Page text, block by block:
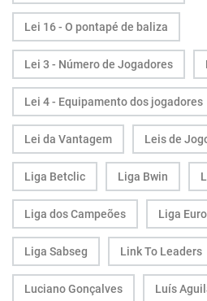
Lei 16 - O pontapé de baliza
Lei 3 - Número de Jogadores
Lei 4 - Equipamento dos jogadores
Lei da Vantagem Leis de
Liga Betclic Liga Bwin
Liga dos Campeões Liga
Liga Sabseg Link To Leaders
Luciano Gonçalves Luís